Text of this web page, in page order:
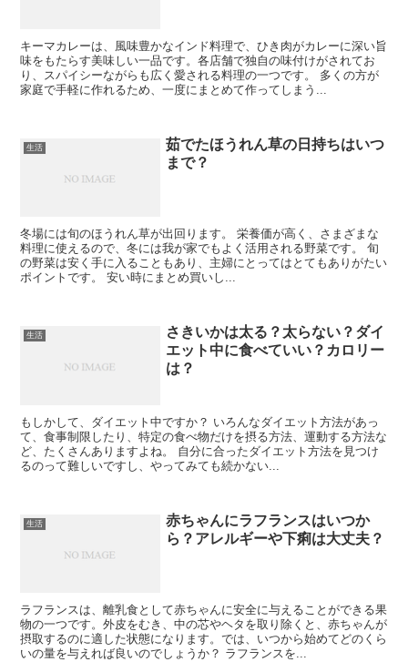
キーマカレーは、風味豊かなインド料理で、ひき肉がカレーに深い旨
味をもたらす美味しい一品です。各店舗で独自の味付けがされてお
り、スパイシーながらも広く愛される料理の一つです。 多くの方が
家庭で手軽に作れるため、一度にまとめて作ってしまう...
生活
茹でたほうれん草の日持ちはいつ
まで？
冬場には旬のほうれん草が出回ります。 栄養価が高く、さまざまな
料理に使えるので、冬には我が家でもよく活用される野菜です。 旬
の野菜は安く手に入ることもあり、主婦にとってはとてもありがたい
ポイントです。 安い時にまとめ買いし...
生活
さきいかは太る？太らない？ダイ
エット中に食べていい？カロリー
は？
もしかして、ダイエット中ですか？ いろんなダイエット方法があっ
て、食事制限したり、特定の食べ物だけを摂る方法、運動する方法な
ど、たくさんありますよね。 自分に合ったダイエット方法を見つけ
るのって難しいですし、やってみても続かない...
生活
赤ちゃんにラフランスはいつか
ら？アレルギーや下痢は大丈夫？
ラフランスは、離乳食として赤ちゃんに安全に与えることができる果
物の一つです。外皮をむき、中の芯やヘタを取り除くと、赤ちゃんが
摂取するのに適した状態になります。では、いつから始めてどのくら
いの量を与えれば良いのでしょうか？ ラフランスを...